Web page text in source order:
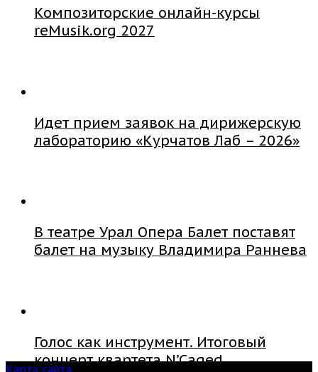
Композиторские онлайн-курсы
reMusik.org 2027
Идет прием заявок на дирижерскую
лабораторию «Курчатов Лаб – 2026»
В театре Урал Опера Балет поставят
балет на музыку Владимира Раннева
Голос как инструмент. Итоговый
концерт квартета N’Caged